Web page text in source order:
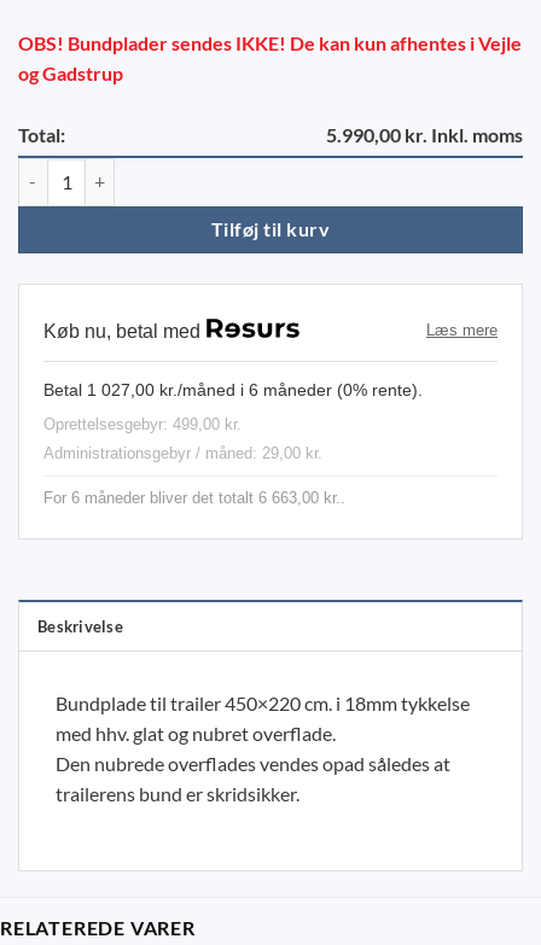
OBS! Bundplader sendes IKKE! De kan kun afhentes i Vejle
og Gadstrup
Total: 5.990,00 kr. Inkl. moms
Tilføj til kurv
Køb nu, betal med Læs mere
Betal 1 027,00 kr./måned i 6 måneder (0% rente).
Oprettelsesgebyr: 499,00 kr.
Administrationsgebyr / måned: 29,00 kr.
For 6 måneder bliver det totalt 6 663,00 kr..
Beskrivelse
Bundplade til trailer 450×220 cm. i 18mm tykkelse
med hhv. glat og nubret overflade.
Den nubrede overflades vendes opad således at
trailerens bund er skridsikker.
RELATEREDE VARER